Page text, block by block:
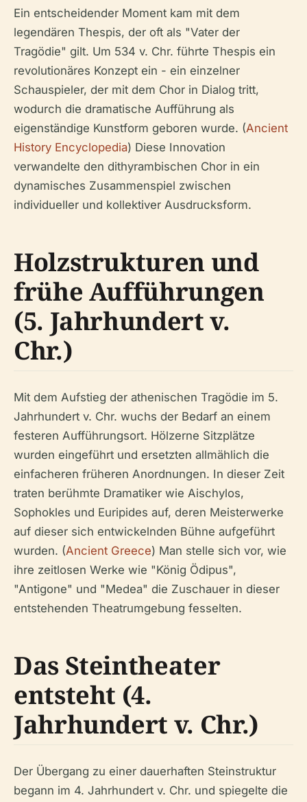
Ein entscheidender Moment kam mit dem
legendären Thespis, der oft als "Vater der
Tragödie" gilt. Um 534 v. Chr. führte Thespis ein
revolutionäres Konzept ein - ein einzelner
Schauspieler, der mit dem Chor in Dialog tritt,
wodurch die dramatische Aufführung als
eigenständige Kunstform geboren wurde. (Ancient
History Encyclopedia) Diese Innovation
verwandelte den dithyrambischen Chor in ein
dynamisches Zusammenspiel zwischen
individueller und kollektiver Ausdrucksform.
Holzstrukturen und
frühe Aufführungen
(5. Jahrhundert v.
Chr.)
Mit dem Aufstieg der athenischen Tragödie im 5.
Jahrhundert v. Chr. wuchs der Bedarf an einem
festeren Aufführungsort. Hölzerne Sitzplätze
wurden eingeführt und ersetzten allmählich die
einfacheren früheren Anordnungen. In dieser Zeit
traten berühmte Dramatiker wie Aischylos,
Sophokles und Euripides auf, deren Meisterwerke
auf dieser sich entwickelnden Bühne aufgeführt
wurden. (Ancient Greece) Man stelle sich vor, wie
ihre zeitlosen Werke wie "König Ödipus",
"Antigone" und "Medea" die Zuschauer in dieser
entstehenden Theatrumgebung fesselten.
Das Steintheater
entsteht (4.
Jahrhundert v. Chr.)
Der Übergang zu einer dauerhaften Steinstruktur
begann im 4. Jahrhundert v. Chr. und spiegelte die